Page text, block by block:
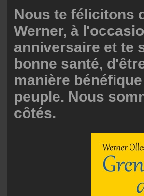
Nous te félicitons
Werner, à
anniversaire et te
bonne santé,
manière
peuple. Nous
côtés.